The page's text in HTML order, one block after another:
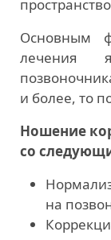
Основным
лечения
и более, то
Ношение
со
на